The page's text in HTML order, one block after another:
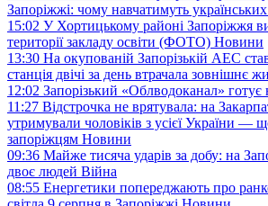
Запоріжжі: чому навчатимуть українських
15:02 У Хортицькому районі Запоріжжя
території закладу освіти (ФОТО) Новини
13:30 На окупованій Запорізькій АЕС
станція двічі за день втрачала зовнішнє
12:02 Запорізький «Облводоканал» готує
11:27 Відстрочка не врятувала: на
утримували чоловіків з усієї України —
запоріжцям Новини
09:36 Майже тисяча ударів за добу: на
двоє людей Війна
08:55 Енергетики попереджають про